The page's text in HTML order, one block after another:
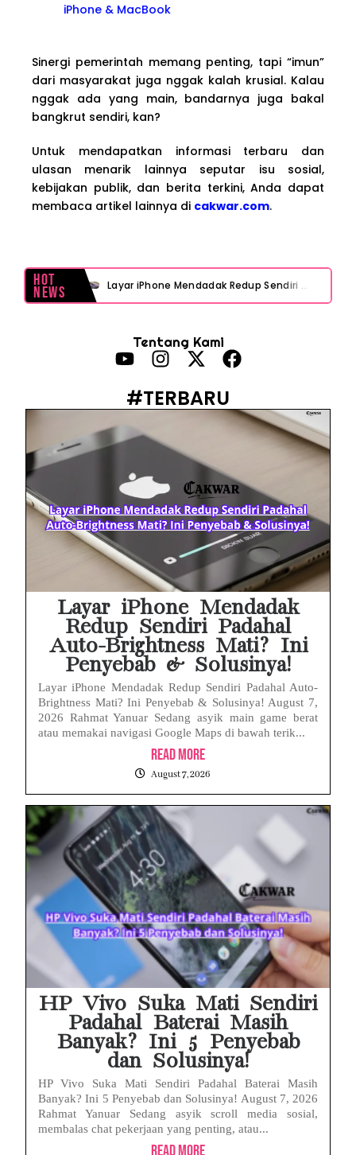
iPhone & MacBook
Sinergi pemerintah memang penting, tapi “imun”
dari masyarakat juga nggak kalah krusial. Kalau
nggak ada yang main, bandarnya juga bakal
bangkrut sendiri, kan?
Untuk mendapatkan informasi terbaru dan
ulasan menarik lainnya seputar isu sosial,
kebijakan publik, dan berita terkini, Anda dapat
membaca artikel lainnya di cakwar.com.
Hot
News Layar iPhone Mendadak Redup Sendiri Padahal Auto-Brightness Mati? Ini Penyebab & Solusinya!
Prabowo Sebut ‘Londo Ireng’, Ray Rangkuti Desak DPR Bersikap, Ini Ulasan Politiknya
MAKI Soroti Penahanan Eks Jampidsus Febrie Adriansyah Tanpa Rompi Pink
Babak Baru Kasus Febrie Adriansyah, Rencana Praperadilan Penyitaan Emas dan Uang Tunai Jadi Sorotan
Baterai Apple Watch Cepat Boros? Ini Penyebab dan Cara Mengatasinya
HP Huawei Cepat Panas? Ini Penyebab Utama dan Cara Mengatasinya
Tentang Kami
#TERBARU
Layar iPhone Mendadak
Redup Sendiri Padahal
Auto-Brightness Mati? Ini
Penyebab & Solusinya!
Layar iPhone Mendadak Redup Sendiri Padahal Auto-
Brightness Mati? Ini Penyebab & Solusinya! August 7,
2026 Rahmat Yanuar Sedang asyik main game berat
atau memakai navigasi Google Maps di bawah terik...
Read More
August 7, 2026
HP Vivo Suka Mati Sendiri
Padahal Baterai Masih
Banyak? Ini 5 Penyebab
dan Solusinya!
HP Vivo Suka Mati Sendiri Padahal Baterai Masih
Banyak? Ini 5 Penyebab dan Solusinya! August 7, 2026
Rahmat Yanuar Sedang asyik scroll media sosial,
membalas chat pekerjaan yang penting, atau...
Read More